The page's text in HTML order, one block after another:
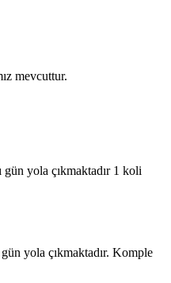
mevcuttur.
gün yola çıkmaktadır 1 koli
yola çıkmaktadır. Komple